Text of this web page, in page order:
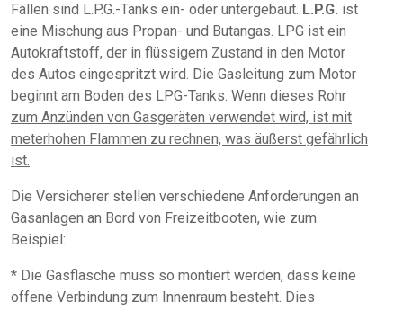
Fällen sind L.P.G.-Tanks ein- oder untergebaut. L.P.G. ist
eine Mischung aus Propan- und Butangas. LPG ist ein
Autokraftstoff, der in flüssigem Zustand in den Motor
des Autos eingespritzt wird. Die Gasleitung zum Motor
beginnt am Boden des LPG-Tanks. Wenn dieses Rohr
zum Anzünden von Gasgeräten verwendet wird, ist mit
meterhohen Flammen zu rechnen, was äußerst gefährlich
ist.
Die Versicherer stellen verschiedene Anforderungen an
Gasanlagen an Bord von Freizeitbooten, wie zum
Beispiel:
* Die Gasflasche muss so montiert werden, dass keine
offene Verbindung zum Innenraum besteht. Dies